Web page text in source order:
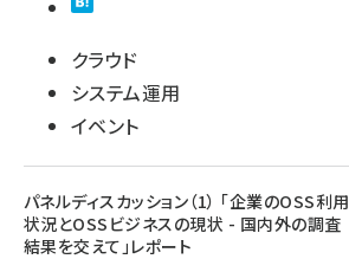
クラウド
システム運用
イベント
パネルディスカッション（1） 「企業のOSS利用
状況とOSSビジネスの現状 - 国内外の調査
結果を交えて」レポート